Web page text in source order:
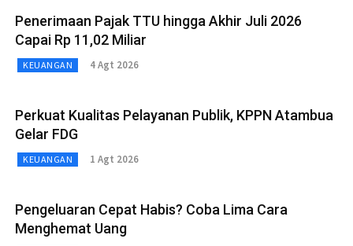
Penerimaan Pajak TTU hingga Akhir Juli 2026
Capai Rp 11,02 Miliar
KEUANGAN 4 Agt 2026
Perkuat Kualitas Pelayanan Publik, KPPN Atambua
Gelar FDG
KEUANGAN 1 Agt 2026
Pengeluaran Cepat Habis? Coba Lima Cara
Menghemat Uang